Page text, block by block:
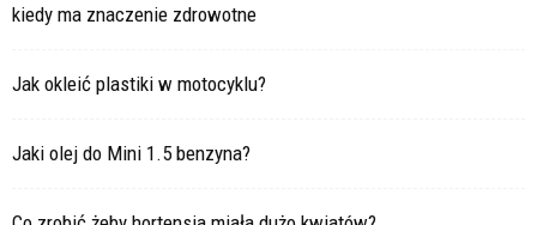
kiedy ma znaczenie zdrowotne
Jak okleić plastiki w motocyklu?
Jaki olej do Mini 1.5 benzyna?